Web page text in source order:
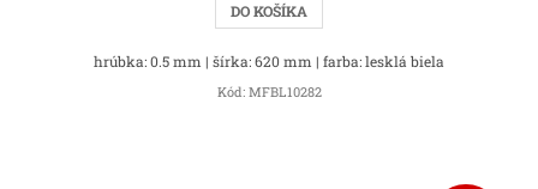
DO KOŠÍKA
hrúbka: 0.5 mm | šírka: 620 mm | farba: lesklá biela
Kód: MFBL10282